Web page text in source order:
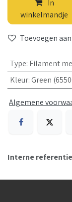
In
winkelmandje
Toevoegen
Type: Filament
Kleur:Green
Algemene
Interne